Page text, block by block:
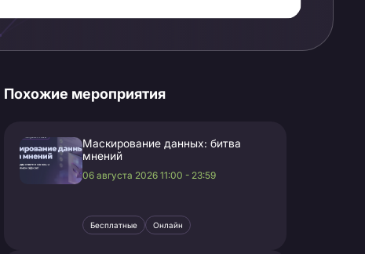
Похожие мероприятия
Маскирование данных: битва
мнений
06 августа 2026 11:00 - 23:59
Бесплатные Онлайн